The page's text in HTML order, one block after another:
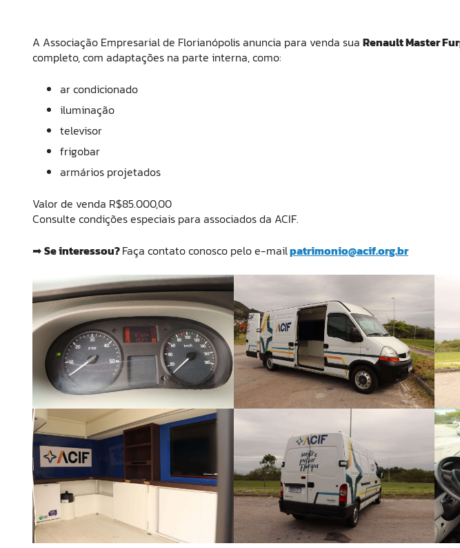
A Associação Empresarial de Florianópolis anuncia para venda sua Renault Master
completo, com adaptações na parte interna, como:
ar condicionado
iluminação
televisor
frigobar
armários projetados
Valor de venda R$85.000,00
Consulte condições especiais para associados da ACIF.
➡Se interessou?Faça contato conosco pelo e-mailpatrimonio@acif.org.br